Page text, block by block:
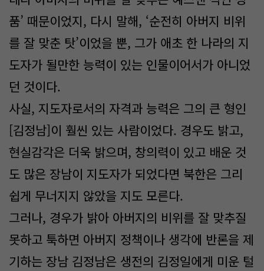
품’ 때문이었지, 다시 말해, ‘순전히 아버지 비위
를 잘 맞춘 탓’이었을 뿐, 그가 애초 한 나라의 지
도자가 될만한 능력이 있는 인물이어서가 아니었
던 것이다.
사실, 지도자로서의 자격과 능력은 그의 큰 형인
[김정남]이 훨씬 있는 사람이었다. 경우도 밝고,
현실감각은 더욱 밝으며, 창의력이 있고 배운 것
도 많은 장남이 지도자가 되었다면 북한은 그리
쉽게 무너지지 않았을 지도 모른다.
그러나, 경우가 밝아 아버지의 비위를 잘 맞추질
못하고 툭하면 아버지 정책이나 생각에 반론을 제
기하는 장남 김정남은 생전의 김정일에게 미운 털